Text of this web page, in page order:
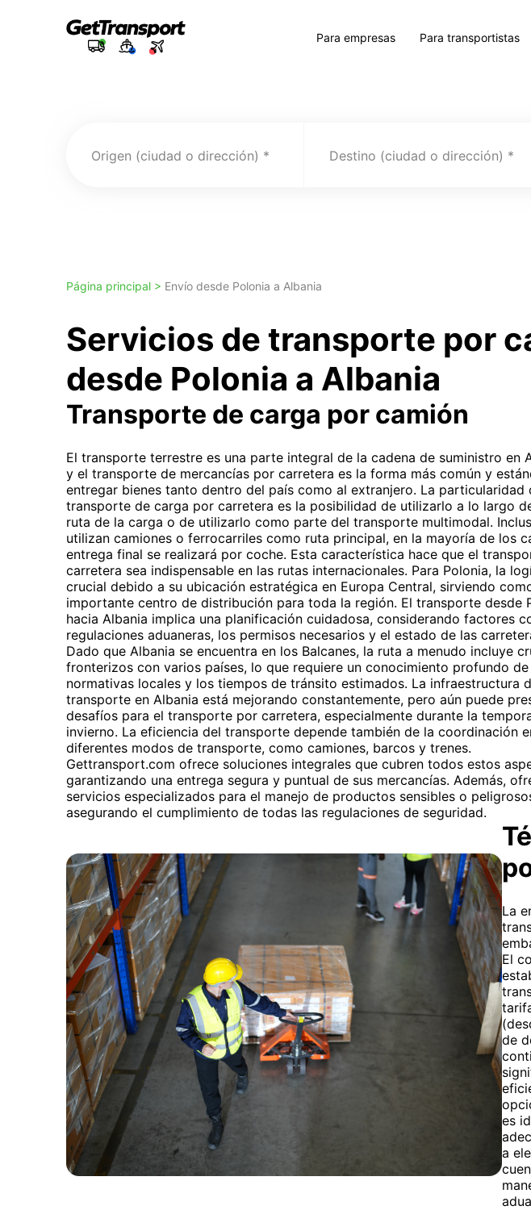
Para empresas Para transportistas
Origen (ciudad o dirección) Destino (ciudad o dirección)
Página principal > Envío desde Polonia a Albania
Servicios de transporte por
desde Polonia a Albania
Transporte de carga por camión
El transporte terrestre es una parte integral de la cadena de suministro en
y el transporte de mercancías por carretera es la forma más común y
entregar bienes tanto dentro del país como al extranjero. La particularidad
transporte de carga por carretera es la posibilidad de utilizarlo a lo largo
ruta de la carga o de utilizarlo como parte del transporte multimodal.
utilizan camiones o ferrocarriles como ruta principal, en la mayoría de los
entrega final se realizará por coche. Esta característica hace que el
carretera sea indispensable en las rutas internacionales. Para Polonia, la
crucial debido a su ubicación estratégica en Europa Central, sirviendo
importante centro de distribución para toda la región. El transporte desde
hacia Albania implica una planificación cuidadosa, considerando factores
regulaciones aduaneras, los permisos necesarios y el estado de las
Dado que Albania se encuentra en los Balcanes, la ruta a menudo incluye
fronterizos con varios países, lo que requiere un conocimiento profundo de
normativas locales y los tiempos de tránsito estimados. La infraestructura
transporte en Albania está mejorando constantemente, pero aún puede
desafíos para el transporte por carretera, especialmente durante la
invierno. La eficiencia del transporte depende también de la coordinación
diferentes modos de transporte, como camiones, barcos y trenes.
Gettransport.com ofrece soluciones integrales que cubren todos estos
garantizando una entrega segura y puntual de sus mercancías. Además,
servicios especializados para el manejo de productos sensibles o
asegurando el cumplimiento de todas las regulaciones de seguridad.
La
El
de
es
a